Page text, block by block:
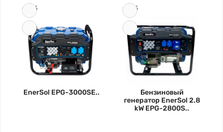
-13%
EnerSol EPG-3000SE..
-13%
Бензиновый
генератор EnerSol 2.8
kW EPG-2800S..